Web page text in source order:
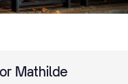
Mathilde